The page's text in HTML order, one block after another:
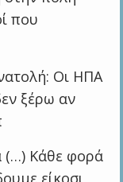
που
Οι ΗΠΑ
ξέρω αν
(…) Κάθε φορά
είκοσι